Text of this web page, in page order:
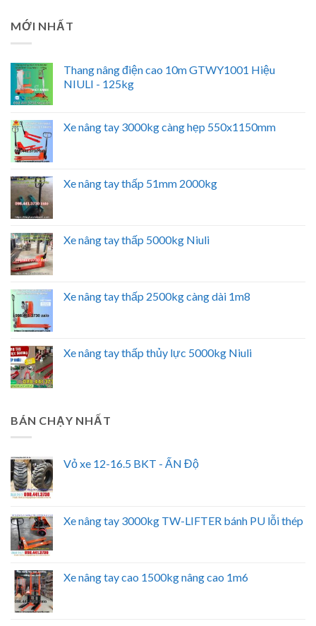
MỚI NHẤT
Thang nâng điện cao 10m GTWY1001 Hiệu
NIULI - 125kg
Xe nâng tay 3000kg càng hẹp 550x1150mm
Xe nâng tay thấp 51mm 2000kg
Xe nâng tay thấp 5000kg Niuli
Xe nâng tay thấp 2500kg càng dài 1m8
Xe nâng tay thấp thủy lực 5000kg Niuli
BÁN CHẠY NHẤT
Vỏ xe 12-16.5 BKT - ẤN Độ
Xe nâng tay 3000kg TW-LIFTER bánh PU lỗi thép
Xe nâng tay cao 1500kg nâng cao 1m6